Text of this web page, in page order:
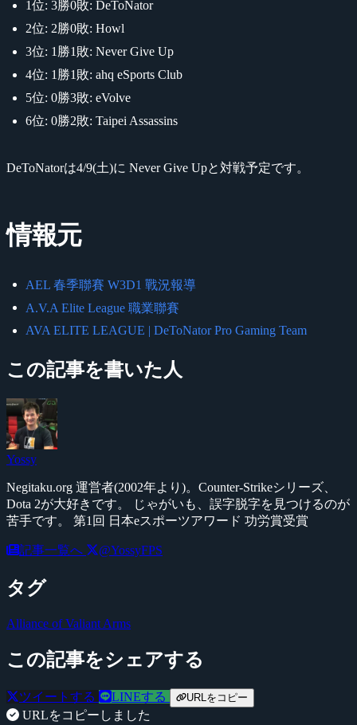
1位: 3勝0敗: DeToNator
2位: 2勝0敗: Howl
3位: 1勝1敗: Never Give Up
4位: 1勝1敗: ahq eSports Club
5位: 0勝3敗: eVolve
6位: 0勝2敗: Taipei Assassins
DeToNatorは4/9(土)に Never Give Upと対戦予定です。
情報元
AEL 春季聯賽 W3D1 戰況報導
A.V.A Elite League 職業聯賽
AVA ELITE LEAGUE | DeToNator Pro Gaming Team
この記事を書いた人
Yossy
Negitaku.org 運営者(2002年より)。Counter-Strikeシリーズ、
Dota 2が大好きです。 じゃがいも、誤字脱字を見つけるのが
苦手です。 第1回 日本eスポーツアワード 功労賞受賞
記事一覧へ @YossyFPS
タグ
Alliance of Valiant Arms
この記事をシェアする
ツイートする LINEする URLをコピー
URLをコピーしました